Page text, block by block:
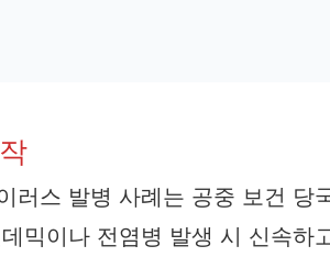
러스 발병 사례는 공중 보건 당
믹이나 전염병 발생 시 신속하